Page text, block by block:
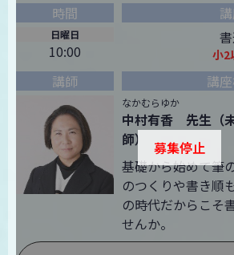
日曜日
10:00 小2
なかむらゆか
中村有香 先生（
師）
基礎から始めて筆
のつくりや書き順
の時代だからこそ
せんか。
募集停止